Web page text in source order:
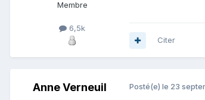
Membre
6,5k
Citer
Anne Verneuil Posté(e) le 23